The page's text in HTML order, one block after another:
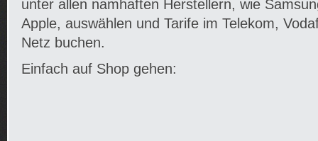
unter allen namhaften Herstellern, wie
Apple, auswählen und Tarife im Telekom,
Netz buchen.
Einfach auf Shop gehen: